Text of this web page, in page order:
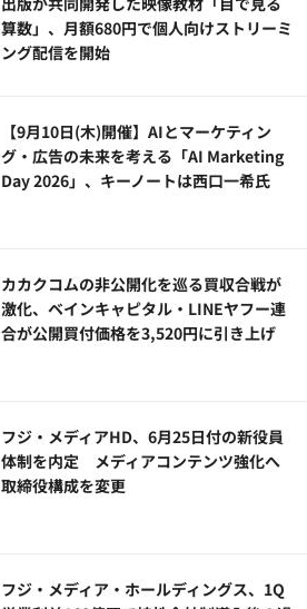
算数」、月額680円で個人向けストリーミ
ング配信を開始
【9月10日(木)開催】AIとマーケティン
グ・広告の未来を考える「AI Marketing
Day 2026」、キーノートは西口一希氏
カカクコムの非公開化を巡る買収合戦が
激化、ベインキャピタル・LINEヤフー連
合が公開買付価格を3,520円に引き上げ
フジ・メディアHD、6月25日付の新役員
体制を内定 メディアコンテンツ強化へ
取締役構成を変更
フジ・メディア・ホールディングス、1Q